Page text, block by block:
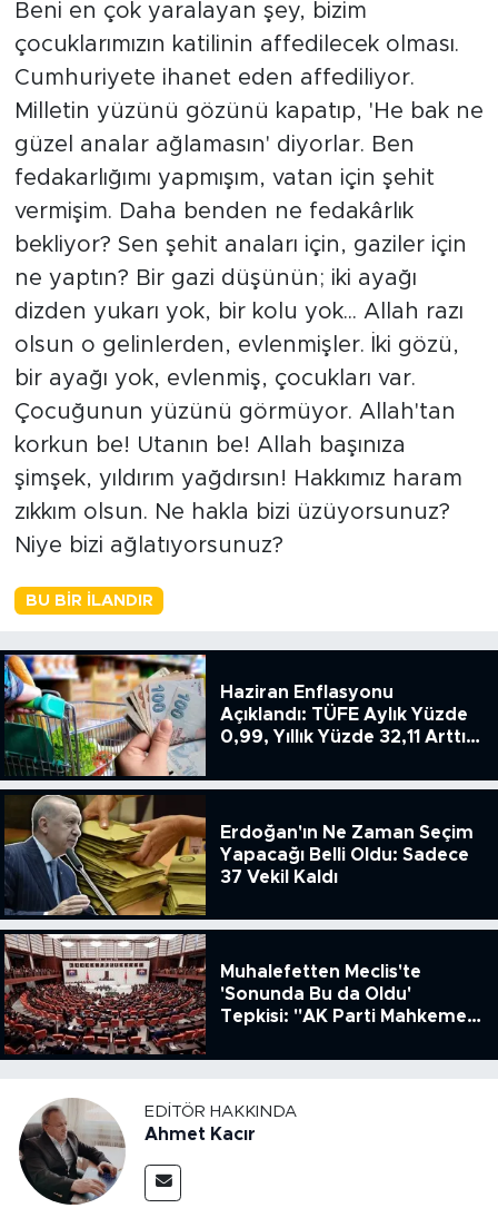
Beni en çok yaralayan şey, bizim
çocuklarımızın katilinin affedilecek olması.
Cumhuriyete ihanet eden affediliyor.
Milletin yüzünü gözünü kapatıp, 'He bak ne
güzel analar ağlamasın' diyorlar. Ben
fedakarlığımı yapmışım, vatan için şehit
vermişim. Daha benden ne fedakârlık
bekliyor? Sen şehit anaları için, gaziler için
ne yaptın? Bir gazi düşünün; iki ayağı
dizden yukarı yok, bir kolu yok... Allah razı
olsun o gelinlerden, evlenmişler. İki gözü,
bir ayağı yok, evlenmiş, çocukları var.
Çocuğunun yüzünü görmüyor. Allah'tan
korkun be! Utanın be! Allah başınıza
şimşek, yıldırım yağdırsın! Hakkımız haram
zıkkım olsun. Ne hakla bizi üzüyorsunuz?
Niye bizi ağlatıyorsunuz?
BU BIR İLANDIR
Haziran Enflasyonu
Açıklandı: TÜFE Aylık Yüzde
0,99, Yıllık Yüzde 32,11 Arttı,
51.49
Erdoğan'ın Ne Zaman Seçim
Yapacağı Belli Oldu: Sadece
37 Vekil Kaldı
Muhalefetten Meclis'te
'Sonunda Bu da Oldu'
Tepkisi: "AK Parti Mahkeme
Kanun Çıkardı"
EDITÖR HAKKINDA
Ahmet Kacır